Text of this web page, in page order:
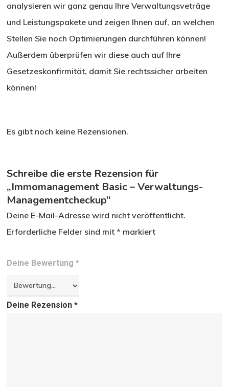
analysieren wir ganz genau Ihre Verwaltungsveträge
und Leistungspakete und zeigen Ihnen auf, an welchen
Stellen Sie noch Optimierungen durchführen können!
Außerdem überprüfen wir diese auch auf Ihre
Gesetzeskonfirmität, damit Sie rechtssicher arbeiten
können!
Es gibt noch keine Rezensionen.
Schreibe die erste Rezension für
„Immomanagement Basic – Verwaltungs-
Managementcheckup“
Deine E-Mail-Adresse wird nicht veröffentlicht.
Erforderliche Felder sind mit* markiert
Deine Bewertung*
Deine Rezension*